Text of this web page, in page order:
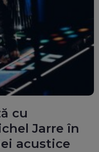
cu
Jarre în
acustice